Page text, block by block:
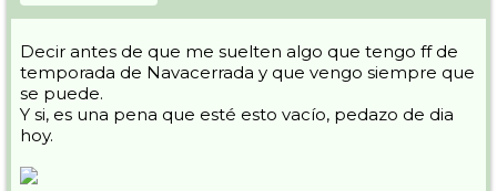
Decir antes de que me suelten algo que tengo ff de
temporada de Navacerrada y que vengo siempre que
se puede.
Y si, es una pena que esté esto vacío, pedazo de dia
hoy.